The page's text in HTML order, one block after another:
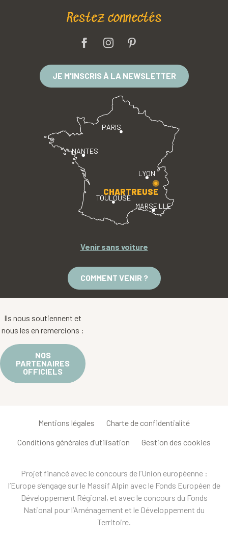
Restez connectés
JE M'INSCRIS À LA NEWSLETTER
PARIS
LYON
TOULOUSE
MARSEILLE
NANTES
CHARTREUSE
Venir sans voiture
COMMENT VENIR ?
Ils nous soutiennent et
nous les en remercions :
NOS
PARTENAIRES
OFFICIELS
Mentions légales Charte de confidentialité
Conditions générales d’utilisation Gestion des cookies
Projet financé avec le concours de l’Union européenne :
l’Europe s’engage sur le Massif Alpin avec le Fonds Européen de
Développement Régional, et avec le concours du Fonds
National pour l’Aménagement et le Développement du
Territoire.